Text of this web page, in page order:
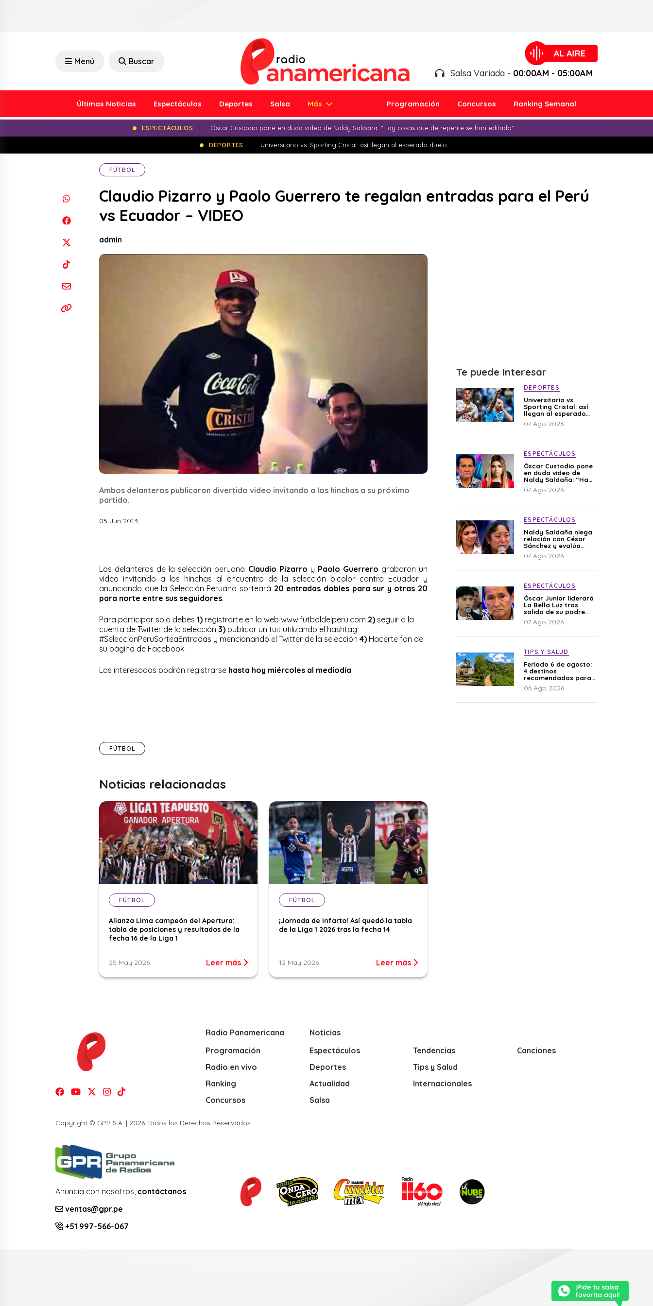
Menú Buscar
Salsa Variada - 00:00AM - 05:00AM
Últimas Noticias Espectáculos Deportes Salsa Más Programación Concursos Ranking Semanal
ESPECTÁCULOS Óscar Custodio pone en duda video de Naldy Saldaña: “Hay cosas que de repente se han editado”
DEPORTES Universitario vs. Sporting Cristal: así llegan al esperado duelo
FÚTBOL
Claudio Pizarro y Paolo Guerrero te regalan entradas para el Perú
vs Ecuador – VIDEO
admin
Ambos delanteros publicaron divertido video invitando a los hinchas a su próximo
partido.
05 Jun 2013
Los delanteros de la selección peruana Claudio Pizarro y Paolo Guerrero grabaron un
video invitando a los hinchas al encuentro de la selección bicolor contra Ecuador y
anunciando que la Selección Peruana sorteará 20 entradas dobles para sur y otras 20
para norte entre sus seguidores.
Para participar solo debes 1) registrarte en la web www.futboldelperu.com 2) seguir a la
cuenta de Twitter de la selección 3) publicar un tuit utilizando el hashtag
#SeleccionPeruSorteaEntradas y mencionando el Twitter de la selección 4) Hacerte fan de
su página de Facebook.
Los interesados podrán registrarse hasta hoy miércoles al mediodía.
FÚTBOL
Noticias relacionadas
FÚTBOL
Alianza Lima campeón del Apertura:
tabla de posiciones y resultados de la
fecha 16 de la Liga 1
25 May 2026 Leer más
FÚTBOL
¡Jornada de infarto! Así quedó la tabla
de la Liga 1 2026 tras la fecha 14
12 May 2026 Leer más
Te puede interesar
DEPORTES
Universitario vs.
Sporting Cristal: así
llegan al esperado
duelo
07 Ago 2026
ESPECTÁCULOS
Óscar Custodio pone
en duda video de
Naldy Saldaña: “Hay
cosas que de repente
se han editado”
07 Ago 2026
ESPECTÁCULOS
Naldy Saldaña niega
relación con César
Sánchez y evalúa
denunciar a su
esposa: “Es una
07 Ago 2026
ESPECTÁCULOS
Óscar Junior liderará
La Bella Luz tras
salida de su padre
por polémica con
Naldy Saldaña
07 Ago 2026
TIPS Y SALUD
Feriado 6 de agosto:
4 destinos
recomendados para
disfrutar el descanso
06 Ago 2026
Radio Panamericana
Programación
Radio en vivo
Ranking
Concursos
Noticias
Espectáculos
Deportes
Actualidad
Salsa
Tendencias
Tips y Salud
Internacionales
Canciones
Copyright © GPR S.A. | 2026 Todos los Derechos Reservados.
Anuncia con nosotros, contáctanos
ventas@gpr.pe
+51 997-566-067